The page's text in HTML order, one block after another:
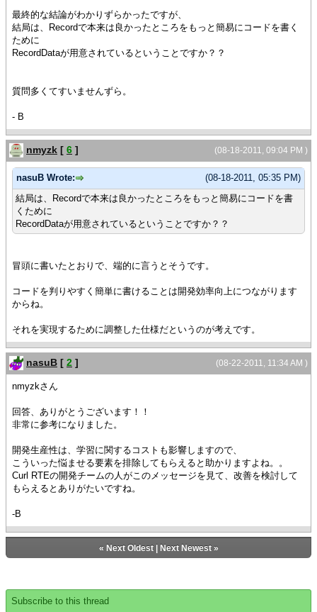
最終的な結論がわかりずらかったですが、
結局は、Recordで本来は良かったところをもっと簡易にコードを書く
ために
RecordDataが用意されているということですか？？
質問多くてすいませんずら。
- B
(08-18-2011, 09:04 PM )
nmyzk [ 6 ]
(08-18-2011, 05:35 PM)
nasuB Wrote:
結局は、Recordで本来は良かったところをもっと簡易にコードを書
くために
RecordDataが用意されているということですか？？
冒頭に書いたとおりで、端的に言うとそうです。
コードを判りやすく簡単に書けることは開発効率向上につながります
からね。
それを実現するために調整した仕様だというのが考えです。
(08-22-2011, 11:34 AM )
nasuB [ 2 ]
nmyzkさん
回答、ありがとうございます！！
非常に参考になりました。
開発生産性は、学習に関するコストも影響しますので、
こういった悩ませる要素を排除してもらえると助かりますよね。。
Curl RTEの開発チームの人がこのメッセージを見て、改善を検討して
もらえるとありがたいですね。
-B
« Next Oldest| Next Newest»
Subscribe to this thread